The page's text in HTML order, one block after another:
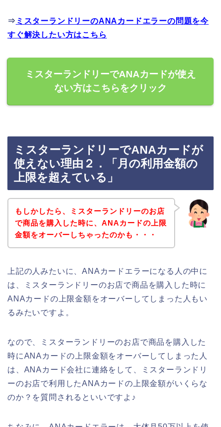
⇒ ミスターランドリーのANAカードエラーの問題を今
すぐ解決したい方はこちら
ミスターランドリーでANAカードが使え
ない方はこちらをクリック
ミスターランドリーでANAカードが
使えない理由２．「月の利用金額の
上限を超えている」
もしかしたら、ミスターランドリーのお店
で商品を購入した時に、ANAカードの上限
金額をオーバーしちゃったのかも・・・
上記の人みたいに、ANAカードエラーになる人の中に
は、ミスターランドリーのお店で商品を購入した時に
ANAカードの上限金額をオーバーしてしまった人もい
るみたいですよ。
なので、ミスターランドリーのお店で商品を購入した
時にANAカードの上限金額をオーバーしてしまった人
は、ANAカード会社に連絡をして、ミスターランドリ
ーのお店で利用したANAカードの上限金額がいくらな
のか？を質問されるといいですよ♪